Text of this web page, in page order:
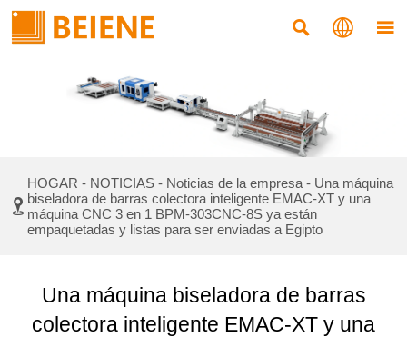
  

HOGAR - NOTICIAS - Noticias de la empresa - Una máquina
biseladora de barras colectora inteligente EMAC-XT y una
máquina CNC 3 en 1 BPM-303CNC-8S ya están
empaquetadas y listas para ser enviadas a Egipto
Una máquina biseladora de barras
colectora inteligente EMAC-XT y una